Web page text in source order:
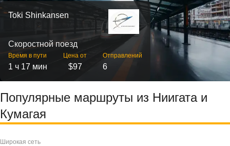
Toki Shinkansen
Скоростной поезд
Время в пути
1 ч 17 мин
Цена от
$97
Отправлений
6
Популярные маршруты из Ниигата и
Кумагая
Широкая сеть